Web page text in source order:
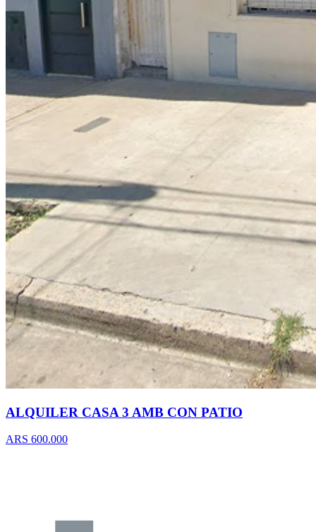
ALQUILER CASA 3 AMB CON PATIO
ARS 600.000